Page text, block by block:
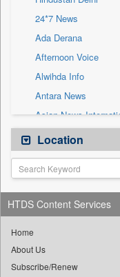
Sec
Solicitation
24*7 News
Ada Derana
Afternoon Voice
Alwihda Info
Antara News
Asian News
Astro Devam
Australian
Autox
Bis Research
Bana Africa Gossips
Bang Gaming
Bang Showbiz
Location
HTDS Content Services
Home
About Us
Subscribe/Renew